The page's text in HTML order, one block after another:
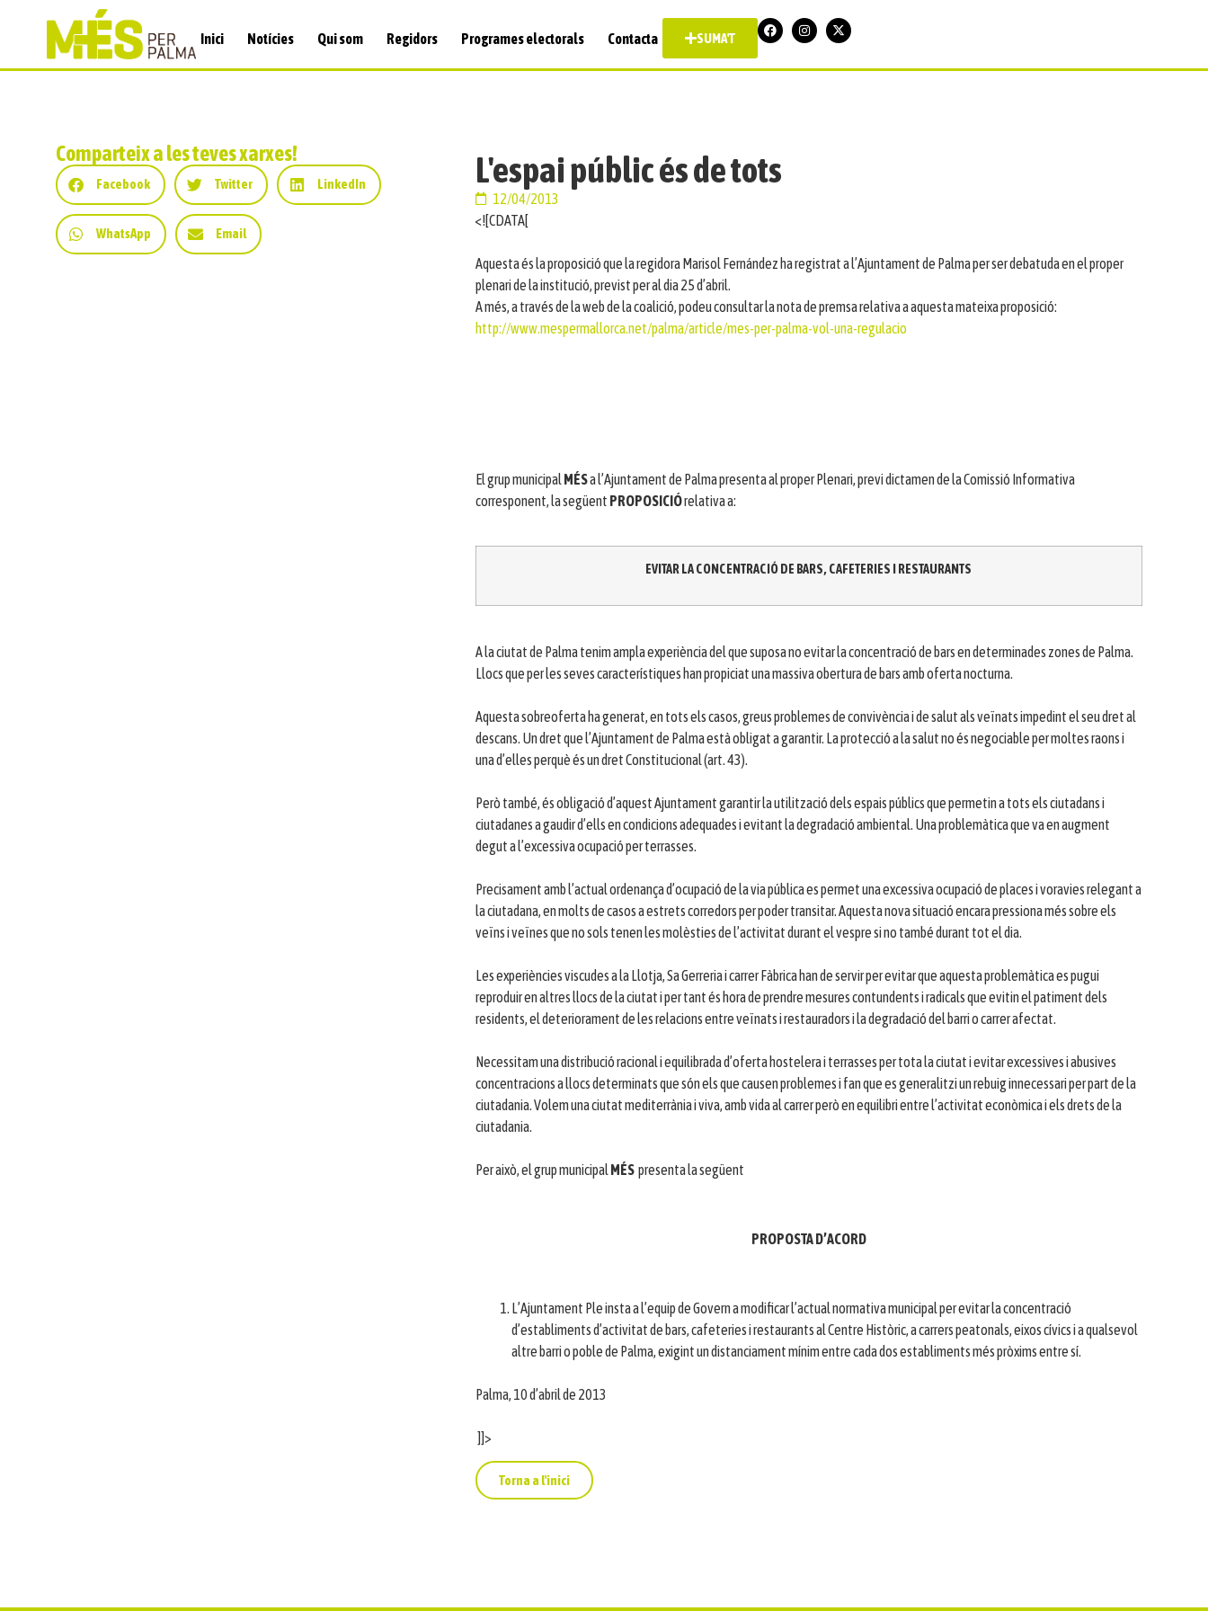
Inici Notícies Qui som Regidors Programes electorals Contacta SUMA'T
Comparteix a les teves xarxes!
Facebook Twitter LinkedIn
WhatsApp Email
L'espai públic és de tots
12/04/2013
<![CDATA[
Aquesta és la proposició que la regidora Marisol Fernández ha registrat a l’Ajuntament de Palma per ser debatuda en el proper
plenari de la institució, previst per al dia 25 d’abril.
A més, a través de la web de la coalició, podeu consultar la nota de premsa relativa a aquesta mateixa proposició:
http://www.mespermallorca.net/palma/article/mes-per-palma-vol-una-regulacio
El grup municipal MÉSa l’Ajuntament de Palma presenta al proper Plenari, previ dictamen de la Comissió Informativa
corresponent, la següent PROPOSICIÓrelativa a:
EVITAR LA CONCENTRACIÓ DE BARS, CAFETERIES I RESTAURANTS
A la ciutat de Palma tenim ampla experiència del que suposa no evitar la concentració de bars en determinades zones de Palma.
Llocs que per les seves característiques han propiciat una massiva obertura de bars amb oferta nocturna.
Aquesta sobreoferta ha generat, en tots els casos, greus problemes de convivència i de salut als veïnats impedint el seu dret al
descans. Un dret que l’Ajuntament de Palma està obligat a garantir. La protecció a la salut no és negociable per moltes raons i
una d’elles perquè és un dret Constitucional (art. 43).
Però també, és obligació d’aquest Ajuntament garantir la utilització dels espais públics que permetin a tots els ciutadans i
ciutadanes a gaudir d’ells en condicions adequades i evitant la degradació ambiental. Una problemàtica que va en augment
degut a l’excessiva ocupació per terrasses.
Precisament amb l’actual ordenança d’ocupació de la via pública es permet una excessiva ocupació de places i voravies relegant a
la ciutadana, en molts de casos a estrets corredors per poder transitar. Aquesta nova situació encara pressiona més sobre els
veïns i veïnes que no sols tenen les molèsties de l’activitat durant el vespre si no també durant tot el dia.
Les experiències viscudes a la Llotja, Sa Gerreria i carrer Fàbrica han de servir per evitar que aquesta problemàtica es pugui
reproduir en altres llocs de la ciutat i per tant és hora de prendre mesures contundents i radicals que evitin el patiment dels
residents, el deteriorament de les relacions entre veïnats i restauradors i la degradació del barri o carrer afectat.
Necessitam una distribució racional i equilibrada d’oferta hostelera i terrasses per tota la ciutat i evitar excessives i abusives
concentracions a llocs determinats que són els que causen problemes i fan que es generalitzi un rebuig innecessari per part de la
ciutadania. Volem una ciutat mediterrània i viva, amb vida al carrer però en equilibri entre l’activitat econòmica i els drets de la
ciutadania.
Per això, el grup municipal MÉSpresenta la següent
PROPOSTA D’ACORD
L’Ajuntament Ple insta a l’equip de Govern a modificar l’actual normativa municipal per evitar la concentració
d’establiments d’activitat de bars, cafeteries i restaurants al Centre Històric, a carrers peatonals, eixos cívics i a qualsevol
altre barri o poble de Palma, exigint un distanciament mínim entre cada dos establiments més pròxims entre sí.
Palma, 10 d’abril de 2013
]]>
Torna a l'inici